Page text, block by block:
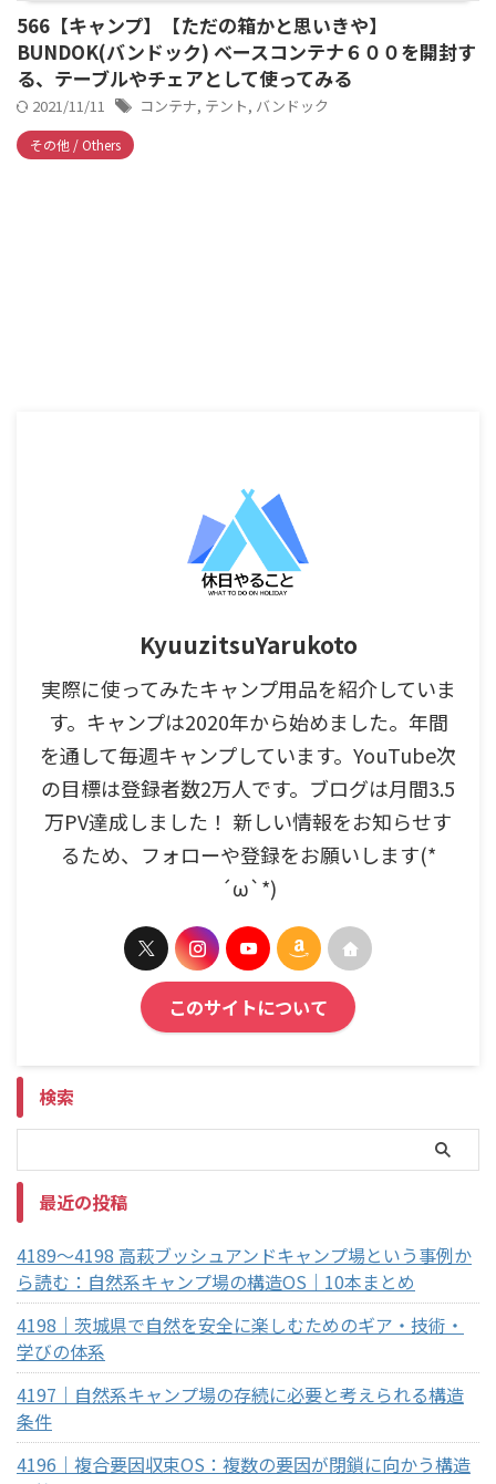
566【キャンプ】【ただの箱かと思いきや】
BUNDOK(バンドック) ベースコンテナ６００を開封す
る、テーブルやチェアとして使ってみる
2021/11/11 コンテナ, テント, バンドック
その他 / Others
KyuuzitsuYarukoto
実際に使ってみたキャンプ用品を紹介していま
す。キャンプは2020年から始めました。年間
を通して毎週キャンプしています。YouTube次
の目標は登録者数2万人です。ブログは月間3.5
万PV達成しました！ 新しい情報をお知らせす
るため、フォローや登録をお願いします(*
´ω`*)
このサイトについて
検索
最近の投稿
4189～4198 高萩ブッシュアンドキャンプ場という事例か
ら読む：自然系キャンプ場の構造OS｜10本まとめ
4198｜茨城県で自然を安全に楽しむためのギア・技術・
学びの体系
4197｜自然系キャンプ場の存続に必要と考えられる構造
条件
4196｜複合要因収束OS：複数の要因が閉鎖に向かう構造